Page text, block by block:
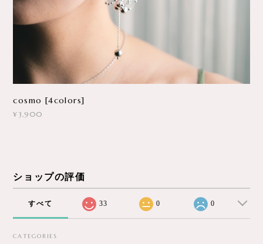
cosmo [4colors]
¥3,900
ショップの評価
すべて 33 0 0
CATEGORIES